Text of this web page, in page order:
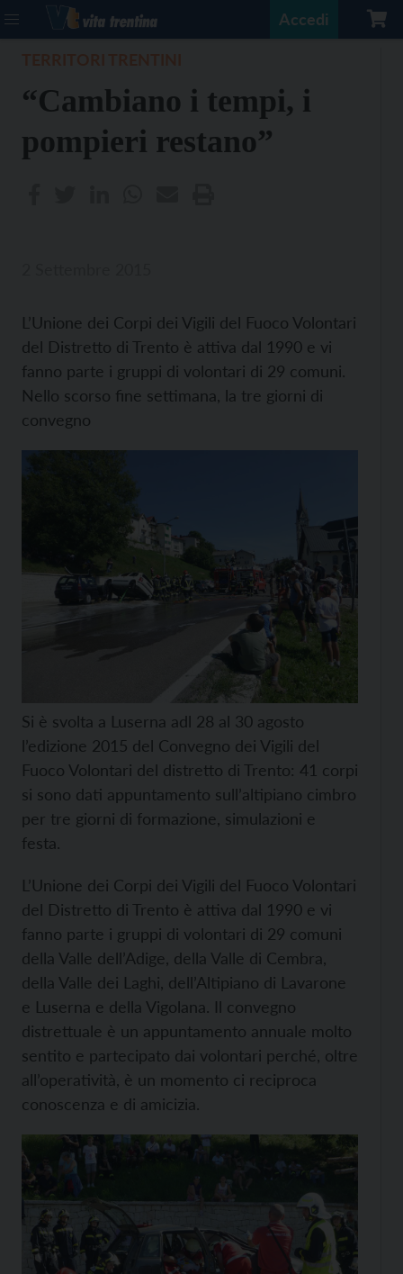
Accedi
“Cambiano i tempi, i
pompieri restano”
L’Unione dei Corpi dei Vigili del Fuoco Volontari
del Distretto di Trento è attiva dal 1990 e vi
fanno parte i gruppi di volontari di 29 comuni.
Nello scorso fine settimana, la tre giorni di
convegno
Si è svolta a Luserna adl 28 al 30 agosto
l’edizione 2015 del Convegno dei Vigili del
Fuoco Volontari del distretto di Trento: 41 corpi
si sono dati appuntamento sull’altipiano cimbro
per tre giorni di formazione, simulazioni e
festa.
L’Unione dei Corpi dei Vigili del Fuoco Volontari
del Distretto di Trento è attiva dal 1990 e vi
fanno parte i gruppi di volontari di 29 comuni
della Valle dell’Adige, della Valle di Cembra,
della Valle dei Laghi, dell’Altipiano di Lavarone
e Luserna e della Vigolana. Il convegno
distrettuale è un appuntamento annuale molto
sentito e partecipato dai volontari perché, oltre
all’operatività, è un momento ci reciproca
conoscenza e di amicizia.